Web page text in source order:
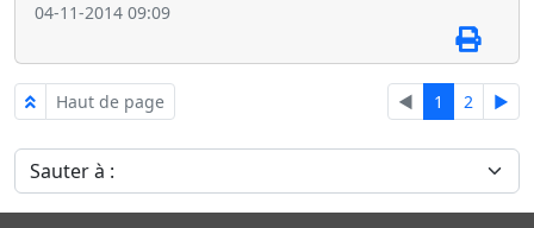
04-11-2014 09:09
Haut de page ◄ 1 2 ►
Sauter à :